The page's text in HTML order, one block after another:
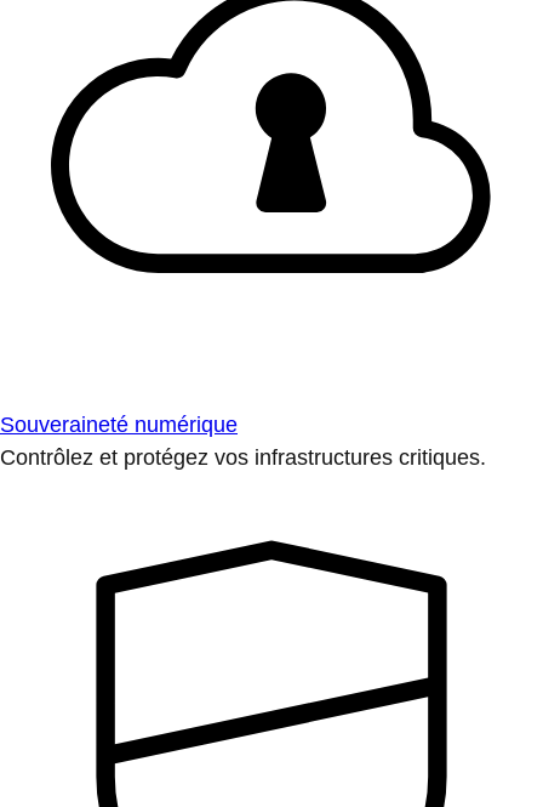
Souveraineté numérique
Contrôlez et protégez vos infrastructures critiques.